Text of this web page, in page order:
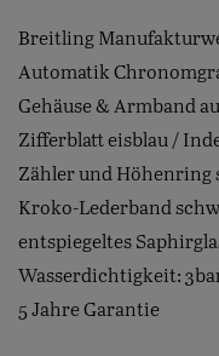
Breitling
Automatik
Gehäuse & Armband
Zifferblatt eisblau /
Zähler und Höhenring
Kroko-Lederband
entspiegeltes
Wasserdichtigkeit:
5 Jahre Garantie